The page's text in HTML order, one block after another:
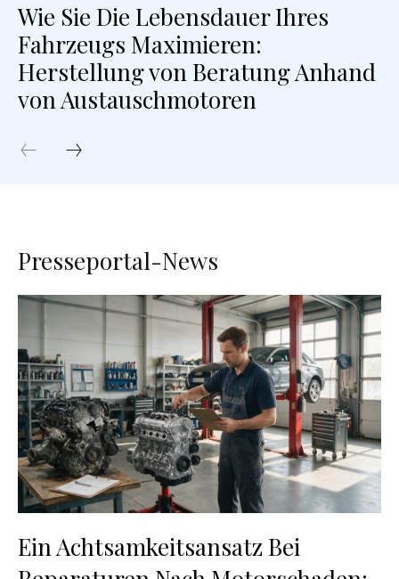
Wie Sie Die Lebensdauer Ihres
Fahrzeugs Maximieren:
Herstellung von Beratung Anhand
von Austauschmotoren
Presseportal-News
Ein Achtsamkeitsansatz Bei